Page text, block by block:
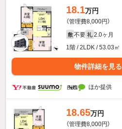
18.1万円
（管理費8,000円）
敷 不要 礼 2.0ヶ月
1階 / 2LDK / 53.03㎡
物件詳細を見る
ほか提供
18.65万円
（管理費8,000円）